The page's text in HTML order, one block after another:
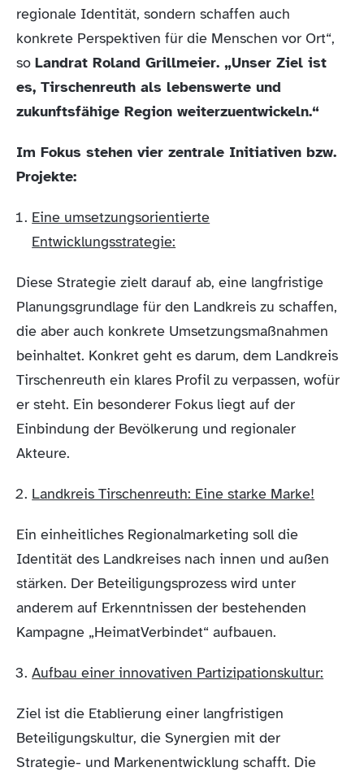
regionale Identität, sondern schaffen auch
konkrete Perspektiven für die Menschen vor Ort“,
so Landrat Roland Grillmeier. „Unser Ziel ist
es, Tirschenreuth als lebenswerte und
zukunftsfähige Region weiterzuentwickeln.“
Im Fokus stehen vier zentrale Initiativen bzw.
Projekte:
Eine umsetzungsorientierte
Entwicklungsstrategie:
Diese Strategie zielt darauf ab, eine langfristige
Planungsgrundlage für den Landkreis zu schaffen,
die aber auch konkrete Umsetzungsmaßnahmen
beinhaltet. Konkret geht es darum, dem Landkreis
Tirschenreuth ein klares Profil zu verpassen, wofür
er steht. Ein besonderer Fokus liegt auf der
Einbindung der Bevölkerung und regionaler
Akteure.
Landkreis Tirschenreuth: Eine starke Marke!
Ein einheitliches Regionalmarketing soll die
Identität des Landkreises nach innen und außen
stärken. Der Beteiligungsprozess wird unter
anderem auf Erkenntnissen der bestehenden
Kampagne „HeimatVerbindet“ aufbauen.
Aufbau einer innovativen Partizipationskultur:
Ziel ist die Etablierung einer langfristigen
Beteiligungskultur, die Synergien mit der
Strategie- und Markenentwicklung schafft. Die